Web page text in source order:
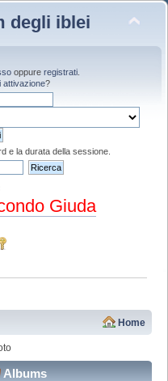
degli iblei
oppure registrati.
attivazione?
e la durata della sessione.
Giuda
Home
Albums